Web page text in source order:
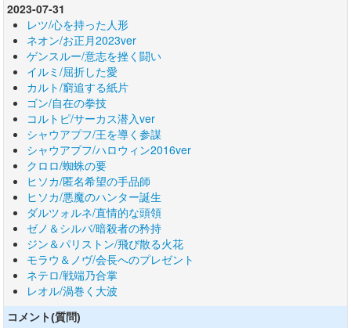
2023-07-31
レツ/心を持った人形
ネオン/お正月2023ver
ゲンスルー/意志を挫く闘い
イルミ/屈折した愛
カルト/窮追する紙片
ゴン/自在の拳技
コルトピ/サーカス潜入ver
シャウアプフ/王を導く参謀
シャウアプフ/ハロウィン2016ver
クロロ/蜘蛛の要
ヒソカ/匿名希望の手品師
ヒソカ/悪魔のハンター誕生
ダルツォルネ/直情的な頭領
ゼノ＆シルバ/暗殺者の矜持
ジン＆パリストン/飛び散る火花
モラウ＆ノヴ/会長へのプレゼント
ネテロ/戦端乃合掌
レオル/渦巻く大波
コメント(質問)